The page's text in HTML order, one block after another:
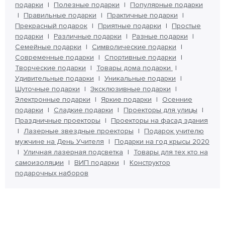
подарки
Полезные подарки
Популярные подарки
Правильные подарки
Практичные подарки
Прекрасный подарок
Приятные подарки
Простые
подарки
Различные подарки
Разные подарки
Семейные подарки
Символические подарки
Современные подарки
Спортивные подарки
Творческие подарки
Товары дома подарки
Удивительные подарки
Уникальные подарки
Шуточные подарки
Эксклюзивные подарки
Электронные подарки
Яркие подарки
Осенние
подарки
Сладкие подарки
Проекторы для улицы
Праздничные проекторы
Проекторы на фасад здания
Лазерные звездные проекторы
Подарок учителю
мужчине на День Учителя
Подарки на год крысы 2020
Уличная лазерная подсветка
Товары для тех кто на
самоизоляции
ВИП подарки
Конструктор
подарочных наборов